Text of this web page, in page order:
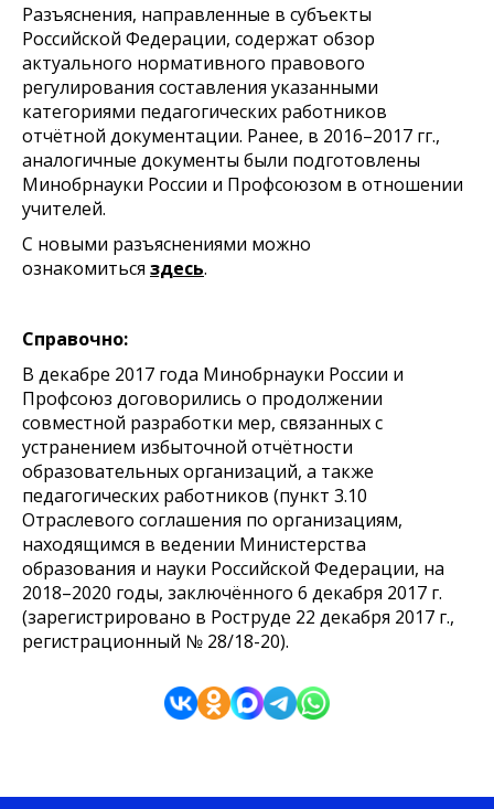
Разъяснения, направленные в субъекты
Российской Федерации, содержат обзор
актуального нормативного правового
регулирования составления указанными
категориями педагогических работников
отчётной документации. Ранее, в 2016–2017 гг.,
аналогичные документы были подготовлены
Минобрнауки России и Профсоюзом в отношении
учителей.
С новыми разъяснениями можно
ознакомиться здесь.
Справочно:
В декабре 2017 года Минобрнауки России и
Профсоюз договорились о продолжении
совместной разработки мер, связанных с
устранением избыточной отчётности
образовательных организаций, а также
педагогических работников (пункт 3.10
Отраслевого соглашения по организациям,
находящимся в ведении Министерства
образования и науки Российской Федерации, на
2018–2020 годы, заключённого 6 декабря 2017 г.
(зарегистрировано в Роструде 22 декабря 2017 г.,
регистрационный № 28/18-20).